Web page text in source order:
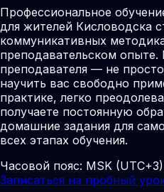
Профессиональное
для жителей Кисловодска
коммуникативных
преподавательском опыте.
преподавателя — не
научить вас свободно
практике, легко
получаете постоянную
домашние задания для
всех этапах обучения.
Часовой пояс: MSK (UTC+3)
Записаться на пробный